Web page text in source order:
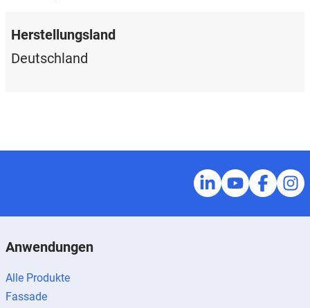
Herstellungsland
Deutschland
Anwendungen
Alle Produkte
Fassade